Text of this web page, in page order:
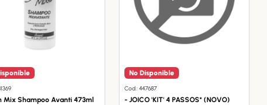
Mix Shampoo Avanti 473ml
No Disponible
Cod.: 447687
- JOICO 'KIT' 4 PASSOS* (NOVO)